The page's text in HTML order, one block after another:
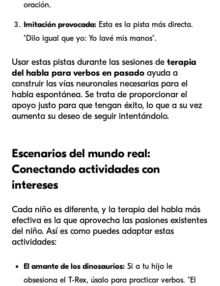
oración.
Imitación provocada: Esta es la pista más directa.
"Dilo igual que yo: Yo lavé mis manos".
Usar estas pistas durante las sesiones de terapia
del habla para verbos en pasado ayuda a
construir las vías neuronales necesarias para el
habla espontánea. Se trata de proporcionar el
apoyo justo para que tengan éxito, lo que a su vez
aumenta su deseo de seguir intentándolo.
Escenarios del mundo real:
Conectando actividades con
intereses
Cada niño es diferente, y la terapia del habla más
efectiva es la que aprovecha las pasiones existentes
del niño. Así es como puedes adaptar estas
actividades:
El amante de los dinosaurios: Si a tu hijo le
obsesiona el T-Rex, úsalo para practicar verbos. "El